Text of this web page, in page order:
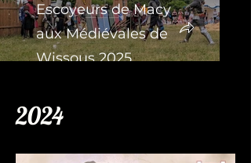
Escoyeurs de Macy
aux Médiévales de
Wissous 2025
2024